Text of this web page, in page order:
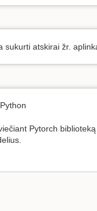
sukurti atskirai žr.
Pytorch